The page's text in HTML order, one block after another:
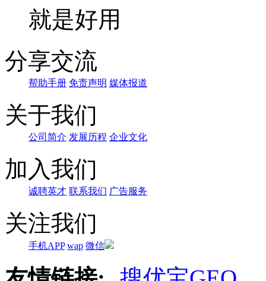
就是好用
分享交流
帮助手册 免责声明 媒体报道
关于我们
公司简介 发展历程 企业文化
加入我们
诚聘英才 联系我们 广告服务
关注我们
手机APP wap 微信